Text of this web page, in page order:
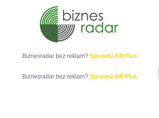
Biznesradar bez reklam? Sprawdź BR Plus
Biznesradar bez reklam? Sprawdź BR Plus